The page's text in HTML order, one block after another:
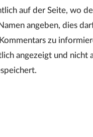
auf der Seite, wo
angeben, dies
zu
angezeigt und